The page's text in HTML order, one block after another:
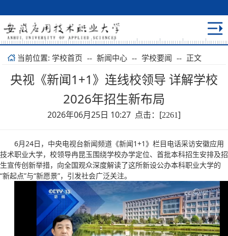
当前位置: 学校首页 -- 新闻中心 -- 学校要闻 -- 正文
央视《新闻1+1》连线校领导 详解学校
2026年招生新布局
2026年06月25日 10:27 点击：[2261]
6月24日，中央电视台新闻频道《新闻1+1》栏目电话采访安徽应用
技术职业大学，校领导冉昆玉围绕学校办学定位、首批本科招生安排及招
生宣传创新举措，向全国观众深度解读了这所新设公办本科职业大学的
“新起点”与“新愿景”，引发社会广泛关注。